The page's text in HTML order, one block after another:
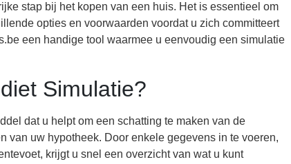
stap bij het kopen van een huis. Het is essentieel om
opties en voorwaarden voordat u zich committeert
een handige tool waarmee u eenvoudig een simulatie
Simulatie?
dat u helpt om een schatting te maken van de
van uw hypotheek. Door enkele gegevens in te voeren,
krijgt u snel een overzicht van wat u kunt